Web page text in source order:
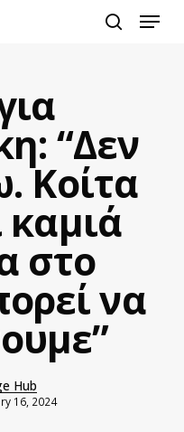
Menu
“Δεν
Κοίτα
καμιά
στο
να
Hub
16, 2024